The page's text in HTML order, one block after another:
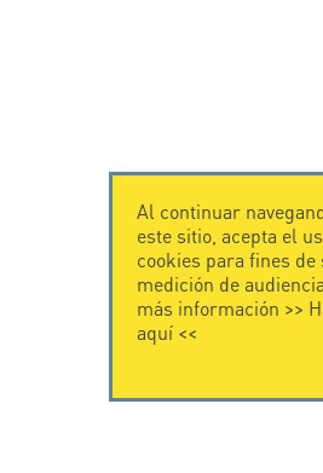
Al continuar
este sitio, acepta el
cookies para fines de
medición de
más información >>
aquí<<